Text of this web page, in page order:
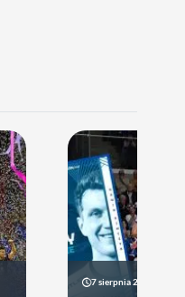
7 sierpnia 2026 13:49